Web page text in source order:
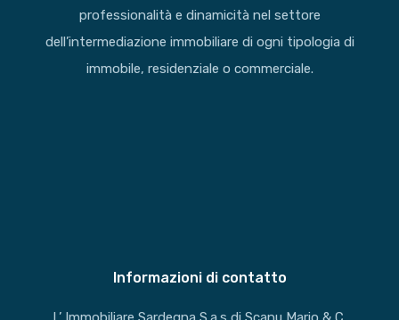
professionalità e dinamicità nel settore
dell’intermediazione immobiliare di ogni tipologia di
immobile, residenziale o commerciale.
Informazioni di contatto